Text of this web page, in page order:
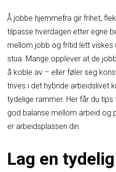
Å jobbe hjemmefra gir frihet,
tilpasse hverdagen etter egne
mellom jobb og fritid lett viskes
stua. Mange opplever at de
å koble av – eller føler seg
trives i det hybride arbeidslivet
tydelige rammer. Her får du
god balanse mellom arbeid og
er arbeidsplassen din.
Lag en tydelig